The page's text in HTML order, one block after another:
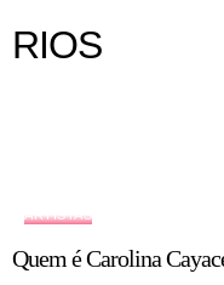
RIOS
ARTISTAS
Quem é Carolina